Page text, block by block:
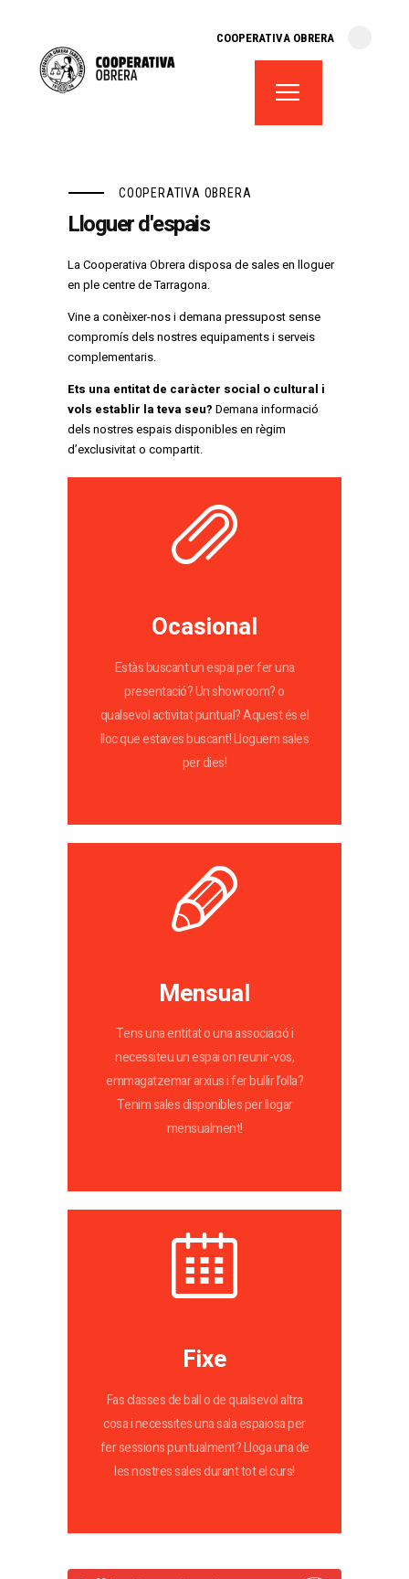
COOPERATIVA OBRERA
fes-te soci
lloguer d’espais
COOPERATIVA OBRERA
Lloguer d'espais
La Cooperativa Obrera disposa de sales en lloguer
en ple centre de Tarragona.
Vine a conèixer-nos i demana pressupost sense
compromís dels nostres equipaments i serveis
complementaris.
Ets una entitat de caràcter social o cultural i
vols establir la teva seu? Demana informació
dels nostres espais disponibles en règim
d’exclusivitat o compartit.
Ocasional
Estàs buscant un espai per fer una
presentació? Un showroom? o
qualsevol activitat puntual? Aquest és el
lloc que estaves buscant! Lloguem sales
per dies!
Mensual
Tens una entitat o una associació i
necessiteu un espai on reunir-vos,
emmagatzemar arxius i fer bullir l’olla?
Tenim sales disponibles per llogar
mensualment!
Fixe
Fas classes de ball o de qualsevol altra
cosa i necessites una sala espaiosa per
fer sessions puntualment? Lloga una de
les nostres sales durant tot el curs!